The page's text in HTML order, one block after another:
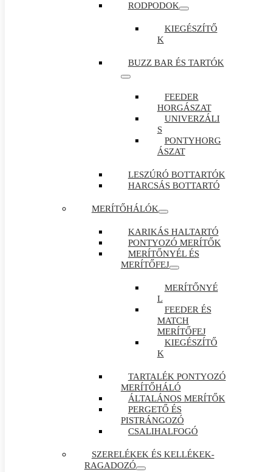
RODPODOK
KIEGÉSZÍTŐ
K
BUZZ BAR ÉS TARTÓK
FEEDER
HORGÁSZAT
UNIVERZÁLI
S
PONTYHORG
ÁSZAT
LESZÚRÓ BOTTARTÓK
HARCSÁS BOTTARTÓ
MERÍTŐHÁLÓK
KARIKÁS HALTARTÓ
PONTYOZÓ MERÍTŐK
MERÍTŐNYÉL ÉS
MERÍTŐFEJ
MERÍTŐNYÉ
L
FEEDER ÉS
MATCH
MERÍTŐFEJ
KIEGÉSZÍTŐ
K
TARTALÉK PONTYOZÓ
MERÍTŐHÁLÓ
ÁLTALÁNOS MERÍTŐK
PERGETŐ ÉS
PISTRÁNGOZÓ
CSALIHALFOGÓ
SZERELÉKEK ÉS KELLÉKEK-
RAGADOZÓ